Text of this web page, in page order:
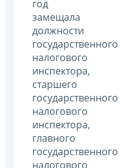
год
замещала
должности
государственного
налогового
инспектора,
старшего
государственного
налогового
инспектора,
главного
государственного
налогового